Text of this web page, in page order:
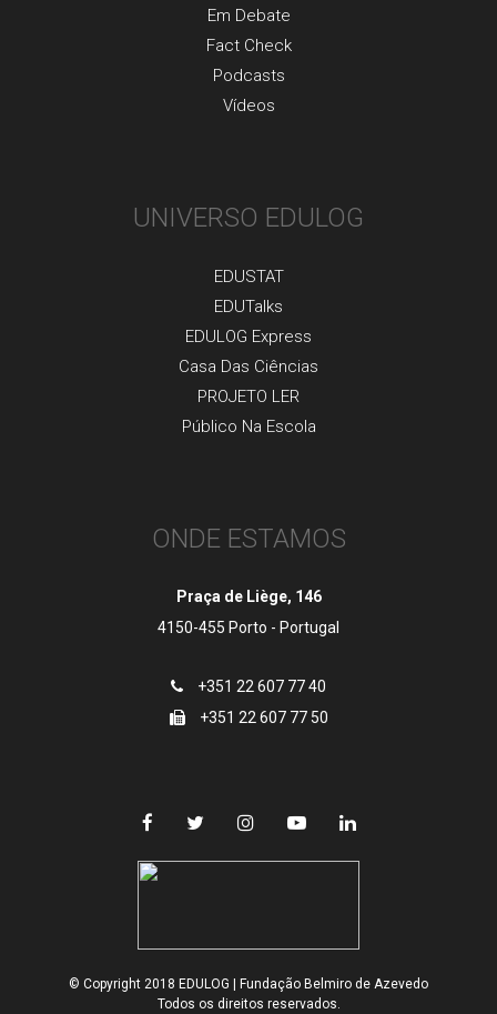
Em Debate
Fact Check
Podcasts
Vídeos
UNIVERSO EDULOG
EDUSTAT
EDUTalks
EDULOG Express
Casa Das Ciências
PROJETO LER
Público Na Escola
ONDE ESTAMOS
Praça de Liège, 146
4150-455 Porto - Portugal
+351 22 607 77 40
+351 22 607 77 50
© Copyright 2018 EDULOG | Fundação Belmiro de Azevedo
Todos os direitos reservados.